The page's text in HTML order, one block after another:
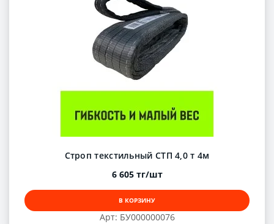
Арт: БУ000000076
Строп текстильный СТП 4,0 т 4м
6 605 тг/шт
В КОРЗИНУ